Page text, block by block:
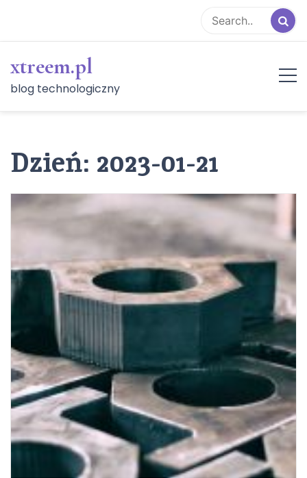
content
xtreem.pl
blog technologiczny
Dzień: 2023-01-21